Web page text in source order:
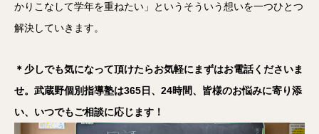
かりこなして学年を重ねたい」というそういう想いを一つひとつ
解決していきます。
＊少しでも気になって頂けたらお気軽にまずはお電話くださいま
せ。武蔵野個別指導塾は365日、24時間、皆様のお悩みに寄り添
い、いつでもご相談に応じます！